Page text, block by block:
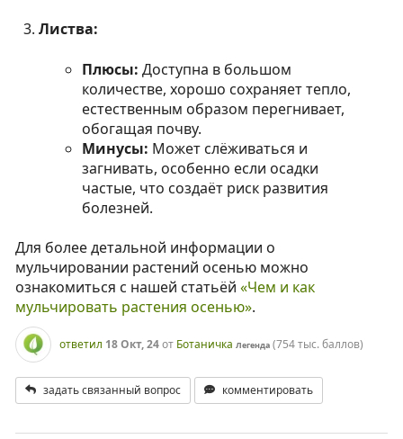
Листва:
Плюсы: Доступна в большом
количестве, хорошо сохраняет тепло,
естественным образом перегнивает,
обогащая почву.
Минусы: Может слёживаться и
загнивать, особенно если осадки
частые, что создаёт риск развития
болезней.
Для более детальной информации о
мульчировании растений осенью можно
ознакомиться с нашей статьёй «Чем и как
мульчировать растения осенью».
ответил 18 Окт, 24от Ботаничка Легенда (754 тыс.баллов)
задать связанный вопрос комментировать